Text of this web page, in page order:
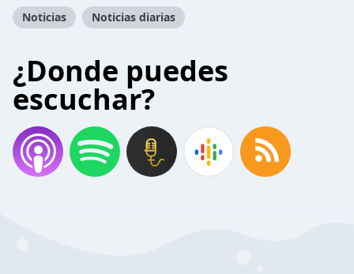
Noticias Noticias diarias
¿Donde puedes
escuchar?